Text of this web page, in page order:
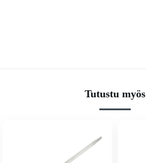
Tutustu myös